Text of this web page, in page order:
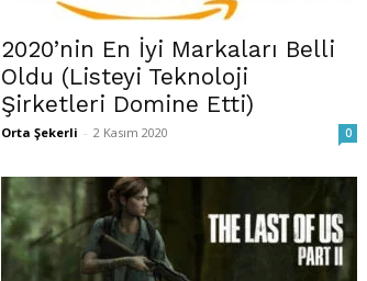
2020’nin En İyi Markaları Belli
Oldu (Listeyi Teknoloji
Şirketleri Domine Etti)
Orta Şekerli - 2 Kasım 2020 0